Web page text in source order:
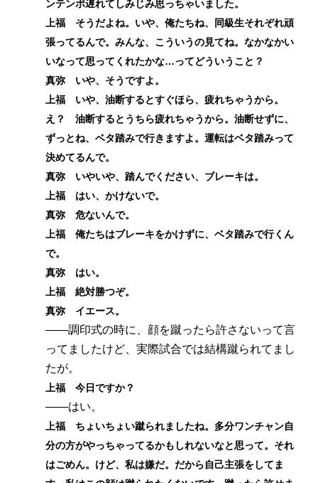
ンテンポ遅れてしみじみ思っちゃいました。
上福 そうだよね。いや、俺たちね、同級生それぞれ頑
張ってるんで。みんな、こういうの見てね。なかなかい
いなって思ってくれたかな…ってどういうこと？
真弥 いや、そうですよ。
上福 いや、油断するとすぐほら、疲れちゃうから。
え？ 油断するとうちら疲れちゃうから。油断せずに、
ずっとね、ベタ踏みで行きますよ。運転はベタ踏みって
決めてるんで。
真弥 いやいや、踏んでください、ブレーキは。
上福 はい、かけないで。
真弥 危ないんで。
上福 俺たちはブレーキをかけずに、ベタ踏みで行くん
で。
真弥 はい。
上福 絶対勝つぞ。
真弥 イエース。
――調印式の時に、顔を蹴ったら許さないって言
ってましたけど、実際試合では結構蹴られてまし
たが。
上福 今日ですか？
――はい。
上福 ちょいちょい蹴られましたね。多分ワンチャン自
分の方がやっちゃってるかもしれないなと思って。それ
はごめん。けど、私は嫌だ。だから自己主張をしてま